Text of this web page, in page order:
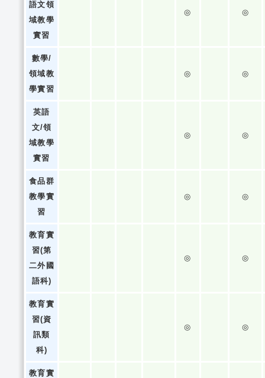
語文領
域教學
實習
◎ ◎
數學/
領域教
學實習
◎ ◎
英語
文/領
域教學
實習
◎ ◎
食品群
教學實
習
◎ ◎
教育實
習(第
二外國
語科)
◎ ◎
教育實
習(資
訊類
科)
◎ ◎
教育實